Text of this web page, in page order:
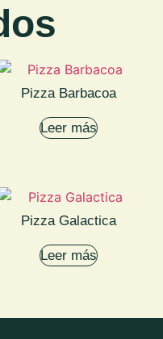
Pizza Barbacoa
Leer más
Pizza Galactica
Leer más